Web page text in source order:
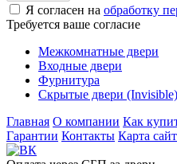
Я согласен на обработку
Требуется ваше согласие
Межкомнатные двери
Входные двери
Фурнитура
Скрытые двери (Invisible)
Главная О компании Как
Гарантии Контакты Карта